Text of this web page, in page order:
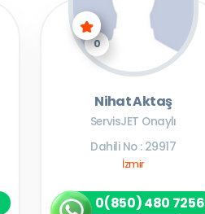
0
Nihat Aktaş
ServisJET Onaylı
Dahili No : 29917
İzmir
0(850) 480 7256